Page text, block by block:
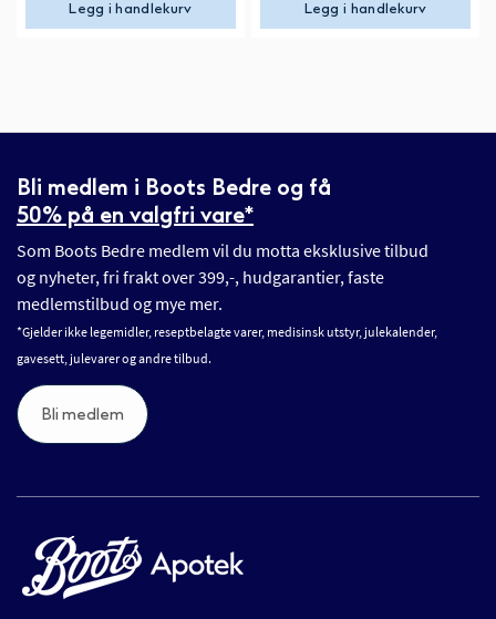
Legg i handlekurv Legg i handlekurv
Bli medlem i Boots Bedre og få
50% på en valgfri vare*
Som Boots Bedre medlem vil du motta eksklusive tilbud
og nyheter, fri frakt over 399,-, hudgarantier, faste
medlemstilbud og mye mer.
*Gjelder ikke legemidler, reseptbelagte varer, medisinsk utstyr, julekalender,
gavesett, julevarer og andre tilbud.
Bli medlem